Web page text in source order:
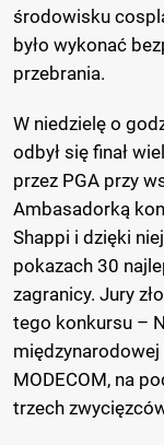
środowisku
było wykonać
przebrania.
W niedzielę o
odbył się finał
przez PGA przy
Ambasadorką
Shappi i dzięki
pokazach 30
zagranicy. Jury
tego konkursu –
MODECOM, na
trzech